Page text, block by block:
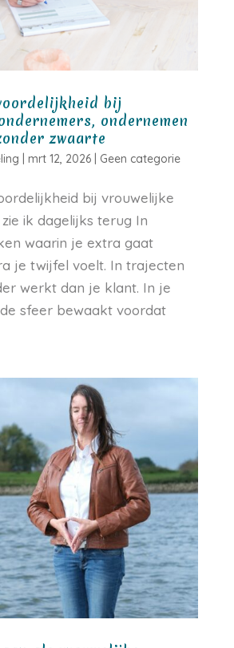
bij
ondernemen
zwaarte
mrt 12, 2026| Geen categorie
bij vrouwelijke
ik dagelijks terug In
waarin je extra gaat
je twijfel voelt. In trajecten
werkt dan je klant. In je
sfeer bewaakt voordat